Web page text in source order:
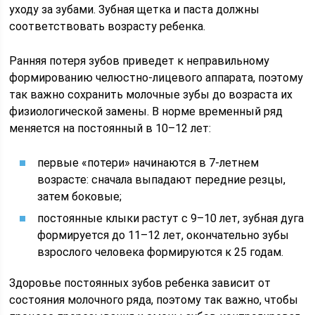
уходу за зубами. Зубная щетка и паста должны
соответствовать возрасту ребенка.
Ранняя потеря зубов приведет к неправильному
формированию челюстно-лицевого аппарата, поэтому
так важно сохранить молочные зубы до возраста их
физиологической замены. В норме временный ряд
меняется на постоянный в 10–12 лет:
первые «потери» начинаются в 7-летнем
возрасте: сначала выпадают передние резцы,
затем боковые;
постоянные клыки растут с 9–10 лет, зубная дуга
формируется до 11–12 лет, окончательно зубы
взрослого человека формируются к 25 годам.
Здоровье постоянных зубов ребенка зависит от
состояния молочного ряда, поэтому так важно, чтобы